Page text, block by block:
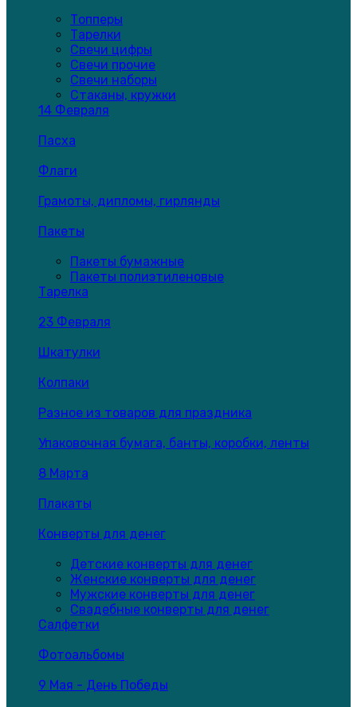
Топперы
Тарелки
Свечи цифры
Свечи прочие
Свечи наборы
Стаканы, кружки
14 Февраля
Пасха
Флаги
Грамоты, дипломы, гирлянды
Пакеты
Пакеты бумажные
Пакеты полиэтиленовые
Тарелка
23 Февраля
Шкатулки
Колпаки
Разное из товаров для праздника
Упаковочная бумага, банты, коробки, ленты
8 Марта
Плакаты
Конверты для денег
Детские конверты для денег
Женские конверты для денег
Мужские конверты для денег
Свадебные конверты для денег
Салфетки
Фотоальбомы
9 Мая - День Победы